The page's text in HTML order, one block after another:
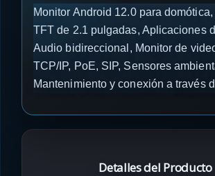
Monitor Android 12.0 para
TFT de 2.1 pulgadas, Aplicaciones
Audio bidireccional, Monitor de
TCP/IP, PoE, SIP, Sensores
Mantenimiento y conexión a través
Detalles del Producto